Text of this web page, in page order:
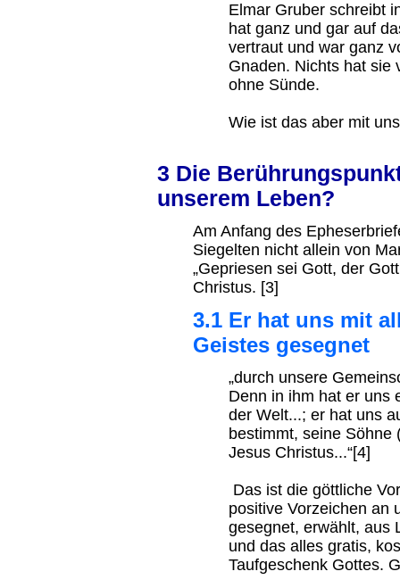
Elmar Gruber schreibt
hat ganz und gar auf
vertraut und war ganz
Gnaden. Nichts hat sie
ohne Sünde.
Wie ist das aber mit
3 Die
unserem Leben?
Am Anfang des
Siegelten nicht allein von
„Gepriesen sei Gott, der
Christus. [3]
3.1 Er hat uns mit
Geistes gesegnet
„durch unsere
Denn in ihm hat er uns
der Welt...; er hat uns
bestimmt, seine Söhne
Jesus Christus...“[4]
Das ist die göttliche
positive Vorzeichen an
gesegnet, erwählt, aus
und das alles gratis,
Taufgeschenk Gottes.